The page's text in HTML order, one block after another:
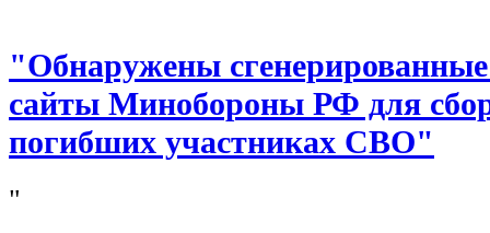
"Обнаружены
сайты Минобороны РФ для
погибших участниках СВО"
"